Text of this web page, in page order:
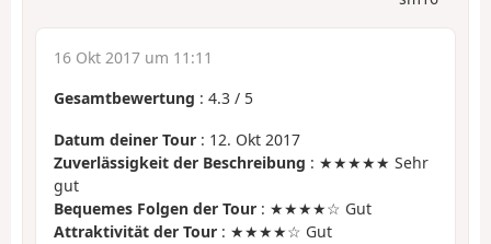
16 Okt 2017 um 11:11
Gesamtbewertung : 4.3 / 5
Datum deiner Tour : 12. Okt 2017
Zuverlässigkeit der Beschreibung : ★★★★★ Sehr
gut
Bequemes Folgen der Tour : ★★★★☆ Gut
Attraktivität der Tour : ★★★★☆ Gut